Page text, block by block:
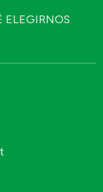
ELEGIRNOS